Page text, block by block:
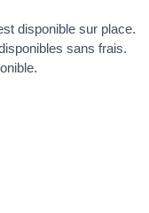
disponible sur place.
sans frais.